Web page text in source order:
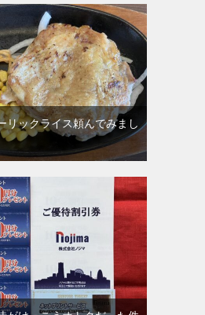
リックライス頼んでみまし